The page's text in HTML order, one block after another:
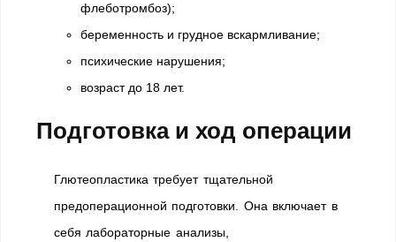
флеботромбоз);
беременность и грудное вскармливание;
психические нарушения;
возраст до 18 лет.
Подготовка и ход операции
Глютеопластика требует тщательной
предоперационной подготовки. Она включает в
себя лабораторные анализы,